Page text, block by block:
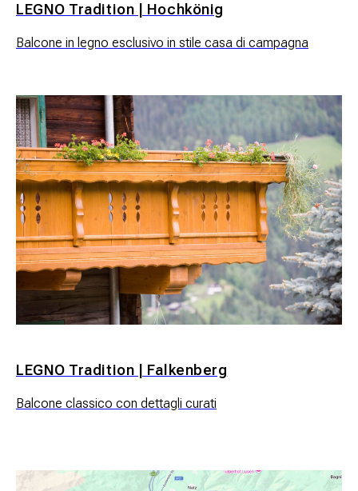
LEGNO Tradition | Hochkönig
Balcone in legno esclusivo in stile casa di campagna
LEGNO Tradition | Falkenberg
Balcone classico con dettagli curati